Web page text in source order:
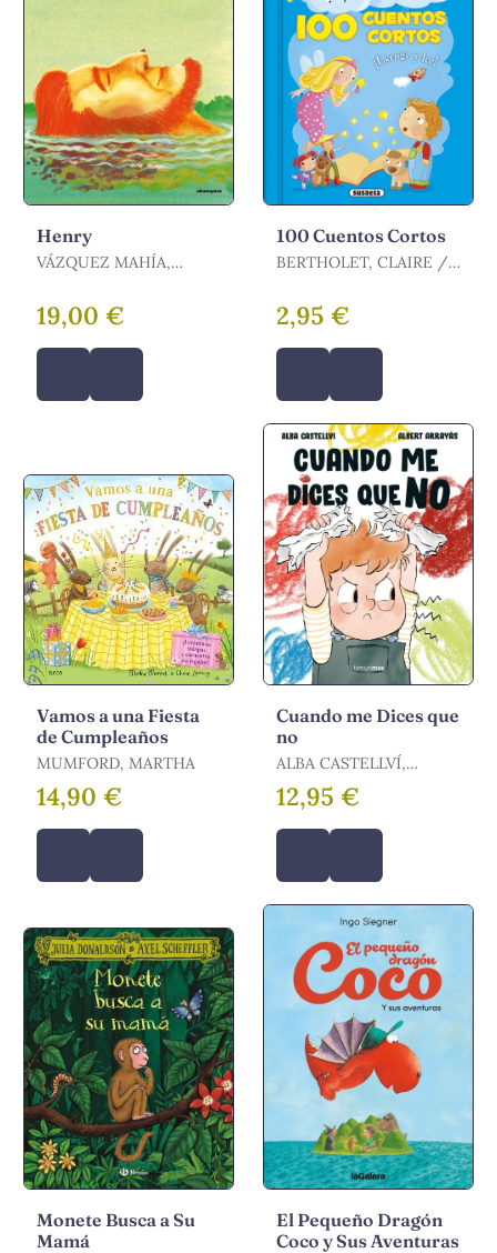
Henry
VÁZQUEZ MAHÍA,
FERNANDO
19,00 €
100 Cuentos Cortos
BERTHOLET, CLAIRE /
/ MAJOR, LENIA /
THOMAS-BILSTEIN,
2,95 €
Vamos a una Fiesta
de Cumpleaños
MUMFORD, MARTHA
14,90 €
Cuando me Dices que
no
ALBA CASTELLVÍ,
ALBERT ARRAYÁS /
CASTELLVI, ALBA /
12,95 €
Monete Busca a Su
Mamá
El Pequeño Dragón
Coco y Sus Aventuras